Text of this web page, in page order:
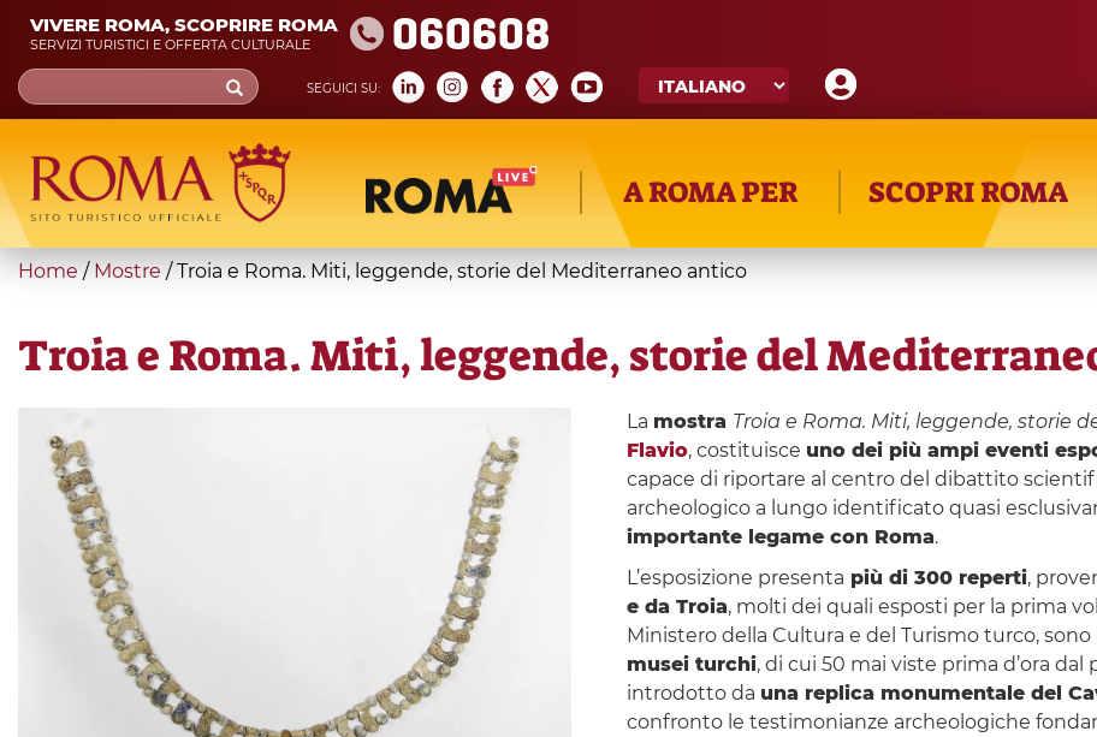
Skip
main
content
VIVERE ROMA, SCOPRIRE ROMA
SERVIZI TURISTICI E OFFERTA CULTURALE 060608
SEGUICI SU:
Search
form
Cerca
A ROMA PER SCOPRI ROMA
You
here
Home / Mostre /Troia e Roma. Miti, leggende, storie del Mediterraneo antico
Troia e Roma. Miti, leggende, storie del
La mostra Troia e Roma. Miti, leggende, storie
Flavio, costituisce uno dei più ampi eventi
capace di riportare al centro del dibattito
archeologico a lungo identificato quasi
importante legame con Roma.
L’esposizione presenta più di 300 reperti,
e da Troia, molti dei quali esposti per la prima
Ministero della Cultura e del Turismo turco,
musei turchi, di cui 50 mai viste prima d’ora
introdotto da una replica monumentale del
confronto le testimonianze archeologiche